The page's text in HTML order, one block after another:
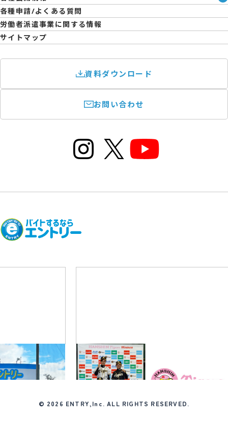
エントリーのサポートについて
ハラスメント防止・対策方針
育児休業取得率および職場復帰率報告書
各種申請/よくある質問
労働者派遣事業に関する情報
サイトマップ
資料ダウンロード
お問い合わせ
02─08
© 2026 ENTRY,Inc. ALL RIGHTS RESERVED.